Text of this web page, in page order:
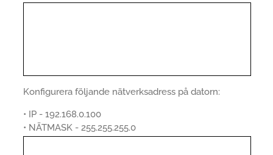
Konfigurera följande nätverksadress på datorn:
• IP - 192.168.0.100
• NÄTMASK - 255.255.255.0